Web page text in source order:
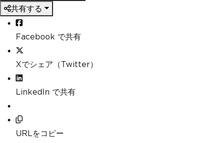
共有する
Facebook で共有
Xでシェア（Twitter）
LinkedIn で共有
URLをコピー